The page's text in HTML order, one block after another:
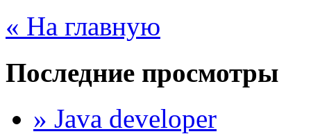
« На главную
Последние просмотры
» Java developer